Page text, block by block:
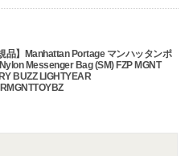
品】Manhattan Portage マンハッタンポ
Messenger Bag (SM) FZP MGNT
BUZZ LIGHTYEAR